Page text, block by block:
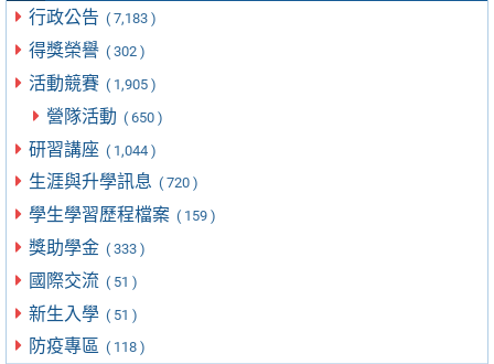
行政公告 ( 7,183 )
得獎榮譽 ( 302 )
活動競賽 ( 1,905 )
營隊活動 ( 650 )
研習講座 ( 1,044 )
生涯與升學訊息 ( 720 )
學生學習歷程檔案 ( 159 )
獎助學金 ( 333 )
國際交流 ( 51 )
新生入學 ( 51 )
防疫專區 ( 118 )